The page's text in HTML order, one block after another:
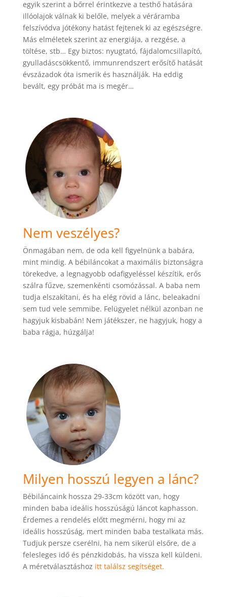
egyik szerint a bőrrel érintkezve a testhő hatására
illóolajok válnak ki belőle, melyek a véráramba
felszívódva jótékony hatást fejtenek ki az egészségre.
Más elméletek szerint az energiája, a rezgése, a
töltése, stb… Egy biztos: nyugtató, fájdalomcsillapító,
gyulladáscsökkentő, immunrendszert erősítő hatását
évszázadok óta ismerik és használják. Ha eddig
bevált, egy próbát ma is megér…
Nem veszélyes?
Önmagában nem, de oda kell figyelnünk a babára,
mint mindig. A bébiláncokat a maximális biztonságra
törekedve, a legnagyobb odafigyeléssel készítik, erős
szálra fűzve, szemenkénti csomózással. A baba nem
tudja elszakítani, és ha elég rövid a lánc, beleakadni
sem tud vele semmibe. Felügyelet nélkül azonban ne
hagyjuk kisbabán! Nem játékszer, ne hagyjuk, hogy a
baba rágja, húzgálja!
Milyen hosszú legyen a lánc?
Bébiláncaink hossza 29-33cm között van, hogy
minden baba ideális hosszúságú láncot kaphasson.
Érdemes a rendelés előtt megmérni, hogy mi az
ideális hosszúság, mert minden baba testalkata más.
Tudjuk persze cserélni, ha nem sikerül elsőre, de a
felesleges idő és pénzkidobás, ha vissza kell küldeni.
A méretválasztáshoz itt találsz segítséget.